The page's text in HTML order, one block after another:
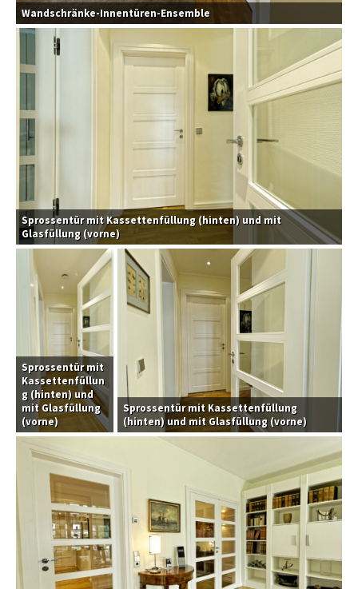
Wandschränke-Innentüren-Ensemble
Sprossentür mit Kassettenfüllung (hinten) und mit
Glasfüllung (vorne)
Sprossentür mit
Kassettenfüllun
g (hinten) und
mit Glasfüllung
(vorne)
Sprossentür mit Kassettenfüllung
(hinten) und mit Glasfüllung (vorne)